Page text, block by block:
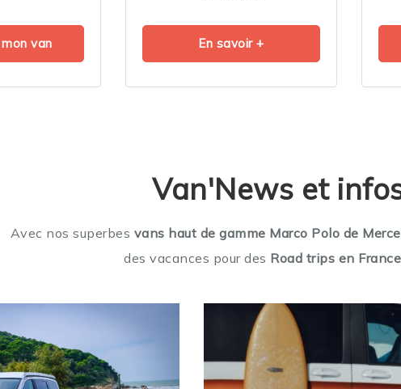
van En savoir +
Van'News et
Avec nos superbes vans haut de gamme Marco Polo de
des vacances pour des Road trips en